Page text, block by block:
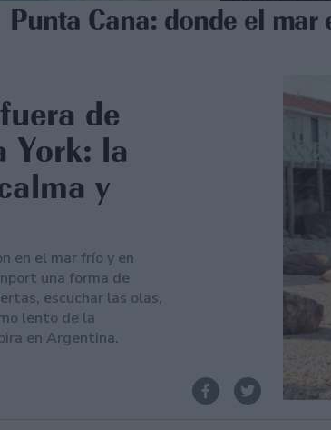
Punta Cana: donde el
de
York: la
y
en el mar frío y en
una forma de
escuchar las olas,
lento de la
en Argentina.